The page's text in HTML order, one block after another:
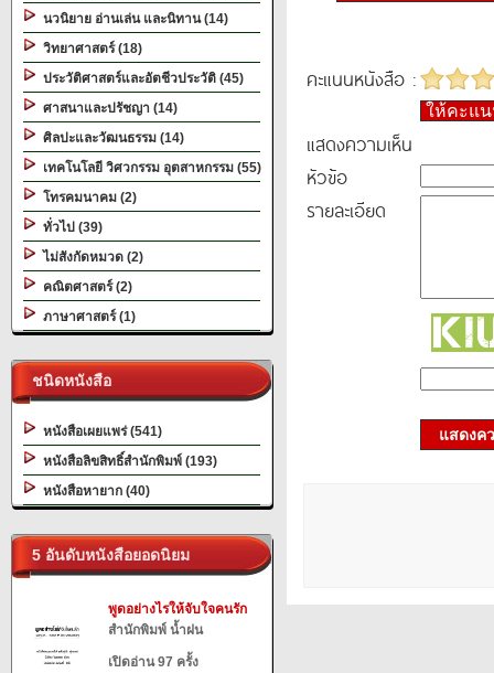
นวนิยาย อ่านเล่น และนิทาน (14)
วิทยาศาสตร์ (18)
ประวัติศาสตร์และอัตชีวประวัติ (45)
ศาสนาและปรัชญา (14)
ศิลปะและวัฒนธรรม (14)
เทคโนโลยี วิศวกรรม อุตสาหกรรม (55)
โทรคมนาคม (2)
ทั่วไป (39)
ไม่สังกัดหมวด (2)
คณิตศาสตร์ (2)
ภาษาศาสตร์ (1)
ชนิดหนังสือ
หนังสือเผยแพร่ (541)
หนังสือลิขสิทธิ์สำนักพิมพ์ (193)
หนังสือหายาก (40)
5 อันดับหนังสือยอดนิยม
พูดอย่างไรให้จับใจคนรัก
สำนักพิมพ์ น้ำฝน
เปิดอ่าน 97 ครั้ง
คะแนนหนังสือ :
ให้คะแ
แสดงความเห็น
หัวข้อ
รายละเอียด
แสดงค